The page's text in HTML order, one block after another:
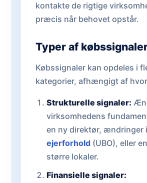
kontakte de rigtige
præcis når behovet opstår.
Typer af
Købssignaler kan opdeles i
kategorier, afhængigt af
Strukturelle signaler:
virksomhedens
en ny direktør, ændringer i
ejerforhold(UBO), eller
større lokaler.
Finansielle signaler: